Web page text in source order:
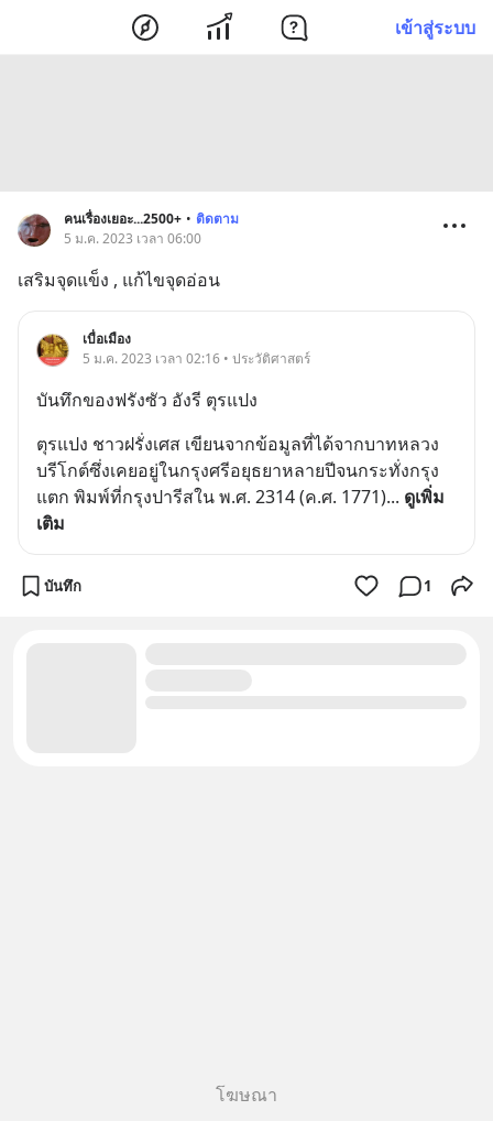
เข้าสู่ระบบ
คนเรื่องเยอะ...2500+ • ติดตาม
5 ม.ค. 2023 เวลา 06:00
เสริมจุดแข็ง , แก้ไขจุดอ่อน
เบื่อเมือง
5 ม.ค. 2023 เวลา 02:16 • ประวัติศาสตร์
บันทึกของฟรังซัว อังรี ตุรแปง
ตุรแปง ชาวฝรั่งเศส เขียนจากข้อมูลที่ได้จากบาทหลวง
บรีโกต์ซึ่งเคยอยู่ในกรุงศรีอยุธยาหลายปีจนกระทั่งกรุง
แตก พิมพ์ที่กรุงปารีสใน พ.ศ. 2314 (ค.ศ. 1771)... ดูเพิ่ม
เติม
บันทึก 1
โฆษณา